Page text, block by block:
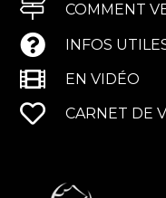
COMMENT
INFOS
EN VIDÉO
CARNET DE